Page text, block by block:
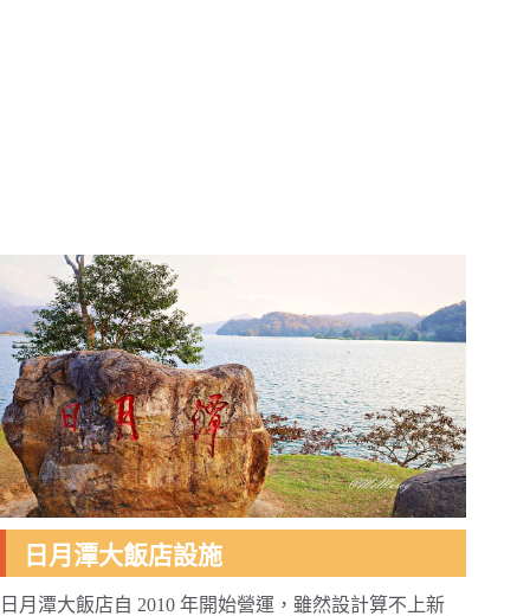
日月潭大飯店設施
日月潭大飯店自 2010 年開始營運，雖然設計算不上新